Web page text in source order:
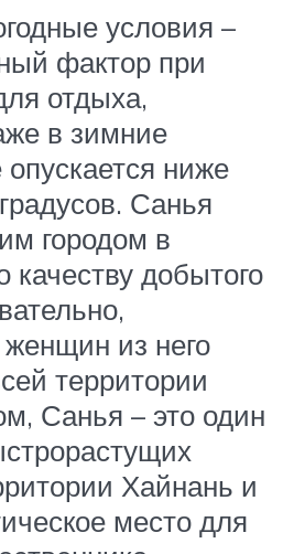
условия –
фактор при
отдыха,
в зимние
ниже
Санья
городом в
качеству добытого
из него
территории
Санья – это один
Хайнань и
место для